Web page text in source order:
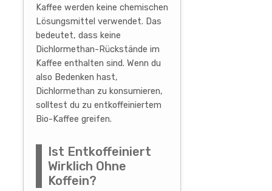
Kaffee werden keine chemischen
Lösungsmittel verwendet. Das
bedeutet, dass keine
Dichlormethan-Rückstände im
Kaffee enthalten sind. Wenn du
also Bedenken hast,
Dichlormethan zu konsumieren,
solltest du zu entkoffeiniertem
Bio-Kaffee greifen.
Ist Entkoffeiniert
Wirklich Ohne
Koffein?